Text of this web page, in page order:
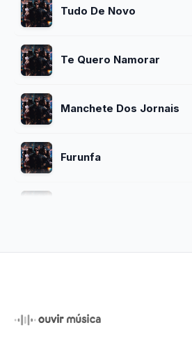
Tudo De Novo
Te Quero Namorar
Manchete Dos Jornais
Furunfa
Cada Paixao Uma Novela